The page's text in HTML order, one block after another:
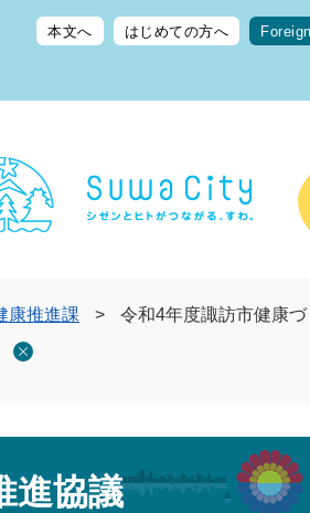
本文へ はじめての方へ
康推進課 >
令和4年度諏訪市健康
進協議